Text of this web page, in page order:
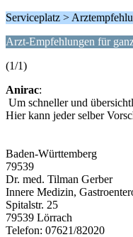
Serviceplatz >
Arzt-Empfehlungen für
(1/1)
Anirac:
Um schneller und
Hier kann jeder selber
Baden-Württemberg
79539
Dr. med. Tilman Gerber
Innere Medizin,
Spitalstr. 25
79539 Lörrach
Telefon: 07621/82020